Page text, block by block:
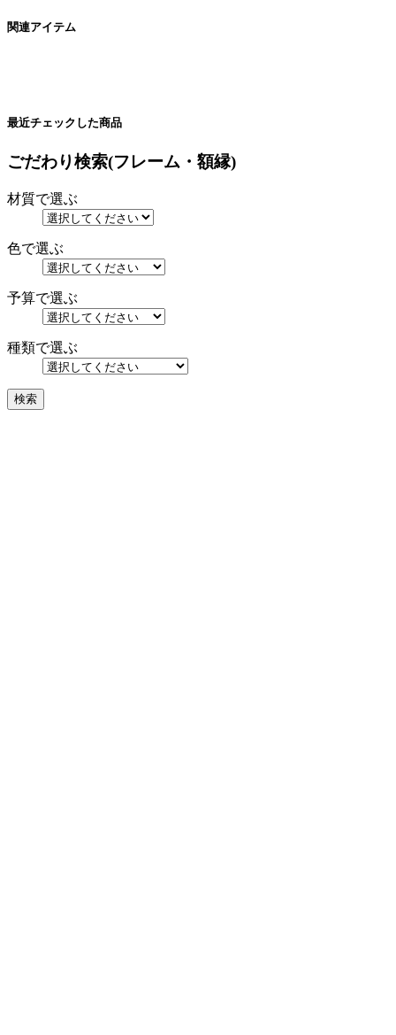
関連アイテム
最近チェックした商品
ごだわり検索(フレーム・額縁)
材質で選ぶ
色で選ぶ
予算で選ぶ
種類で選ぶ